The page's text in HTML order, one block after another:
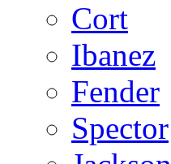
Cort
Ibanez
Fender
Spector